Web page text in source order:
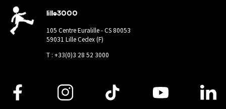
lille3000
105 Centre Euralille - CS 80053
59031 Lille Cedex (F)
T : +33(0)3 28 52 3000